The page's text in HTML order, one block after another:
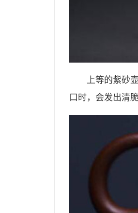
上等的紫砂
口时，会发出清